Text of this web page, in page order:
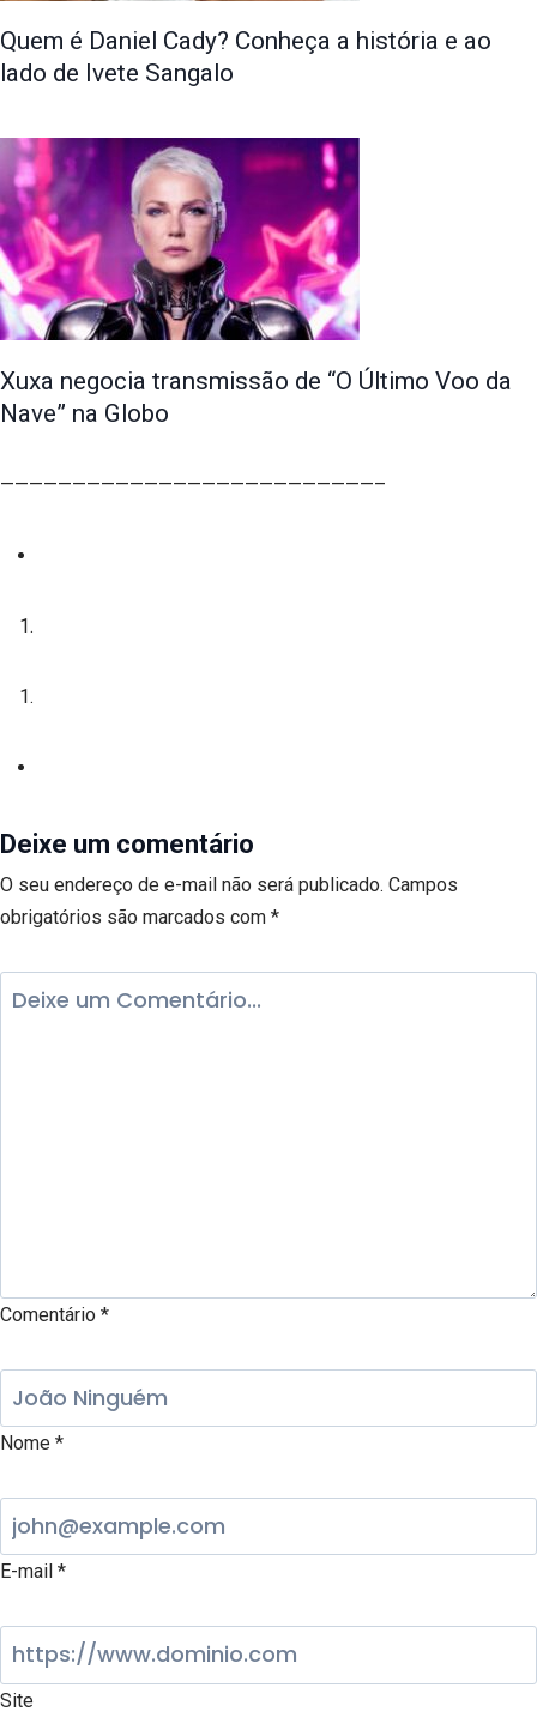
Quem é Daniel Cady? Conheça a história e ao
lado de Ivete Sangalo
Xuxa negocia transmissão de “O Último Voo da
Nave” na Globo
——————————————————————————–
Deixe um comentário
O seu endereço de e-mail não será publicado. Campos
obrigatórios são marcados com *
Comentário *
Nome *
E-mail *
Site